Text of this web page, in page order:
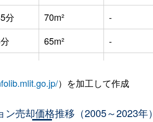
分 70m² -
65m² -
分 85m² 築27年
分 70m² 築31年
）を加工して作成
売却価格推移（2005～2023年）